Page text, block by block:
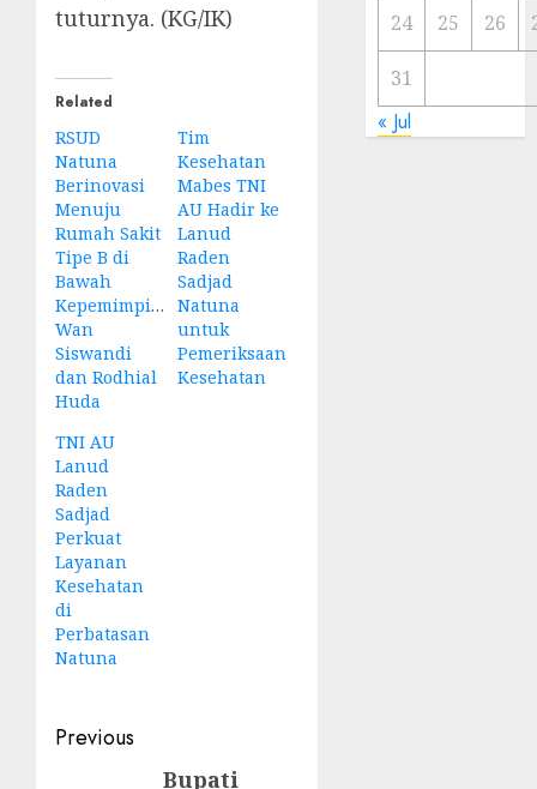
tuturnya. (KG/IK)
Related
RSUD
Natuna
Berinovasi
Menuju
Rumah Sakit
Tipe B di
Bawah
Kepemimpinan
Wan
Siswandi
dan Rodhial
Huda
Tim
Kesehatan
Mabes TNI
AU Hadir ke
Lanud
Raden
Sadjad
Natuna
untuk
Pemeriksaan
Kesehatan
TNI AU
Lanud
Raden
Sadjad
Perkuat
Layanan
Kesehatan
di
Perbatasan
Natuna
Post
Previous
Bupati
24 25 26
31
« Jul